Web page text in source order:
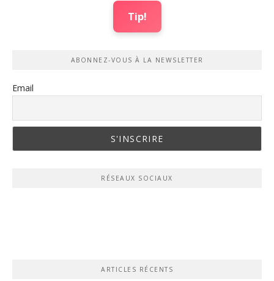
Tip!
ABONNEZ-VOUS À LA NEWSLETTER
Email
RÉSEAUX SOCIAUX
ARTICLES RÉCENTS